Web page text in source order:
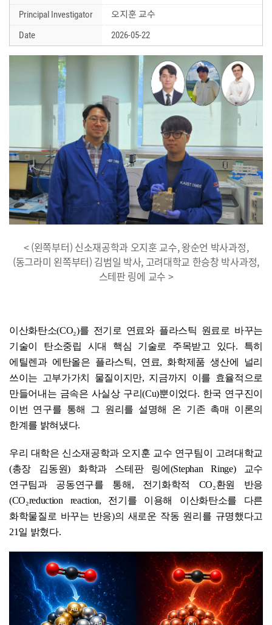
Principal Investigator
오지훈 교수
Date
2026-05-22
< (왼쪽부터) 신소재공학과 오지훈 교수, 왕순언 박사과정,
(동그라미 왼쪽부터) 김범일 박사, 고려대학교 한승창 박사과정,
스테판 링에 교수 >
이산화탄소(CO₂)를 전기로 연료와 플라스틱 원료로 바꾸는
기술이 탄소중립 시대 핵심 기술로 주목받고 있다. 특히
에틸렌과 에탄올은 플라스틱, 연료, 화학제품 생산에 널리
쓰이는 고부가가치 물질이지만, 지금까지 이를 효율적으로
만들어내는 금속은 사실상 구리(Cu)뿐이었다. 한국 연구진이
이번 연구를 통해 그 원리를 설명해 온 기존 촉매 이론의
한계를 밝혀냈다.
우리 대학은 신소재공학과 오지훈 교수 연구팀이 고려대학교
(총장 김동원) 화학과 스테판 링에(Stephan Ringe) 교수
연구팀과 공동연구를 통해, 전기화학적 CO₂환원 반응
(CO₂reduction reaction, 전기를 이용해 이산화탄소를 다른
화학물질로 바꾸는 반응)의 새로운 작동 원리를 규명했다고
21일 밝혔다.